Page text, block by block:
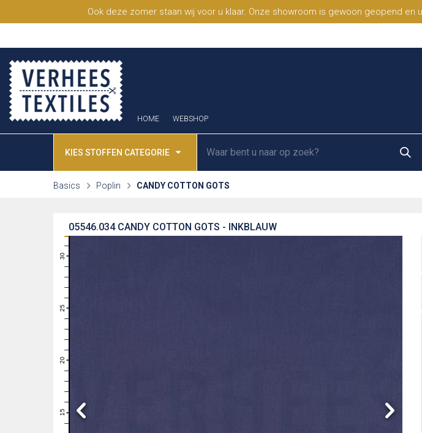
Ook deze zomer staan wij voor u klaar. Onze showroom is gewoon geopend
HOME WEBSHOP
KIES STOFFEN CATEGORIE
Basics Poplin CANDY COTTON GOTS
CANDY COTTON GOTS - INKBLAUW
05546.034
14
15
16
17
18
19
20
21
22
23
24
25
26
27
28
29
30